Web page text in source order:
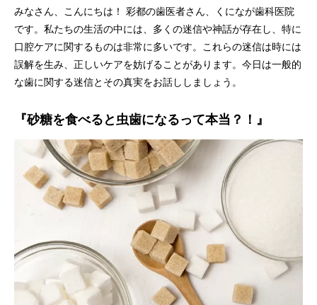
みなさん、こんにちは！ 彩都の歯医者さん、くになが歯科医院
です。私たちの生活の中には、多くの迷信や神話が存在し、特に
口腔ケアに関するものは非常に多いです。これらの迷信は時には
誤解を生み、正しいケアを妨げることがあります。今日は一般的
な歯に関する迷信とその真実をお話ししましょう。
『砂糖を食べると虫歯になるって本当？！』